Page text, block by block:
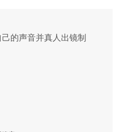
的声音并真人出镜制